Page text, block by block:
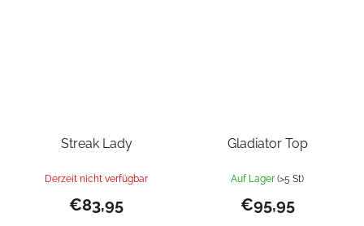
Streak Lady
Derzeit nicht verfügbar
€83,95
Gladiator Top
Auf Lager (>5 St)
€95,95